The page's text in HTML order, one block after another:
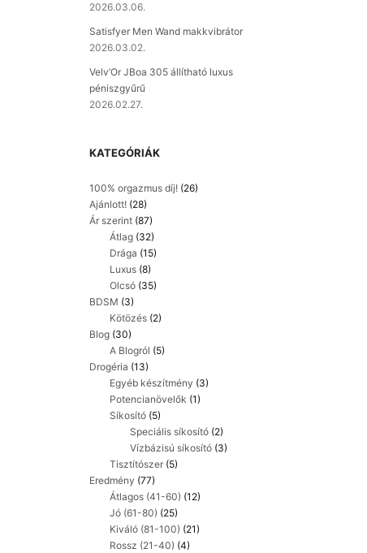
2026.03.06.
Satisfyer Men Wand makkvibrátor
2026.03.02.
Velv’Or JBoa 305 állítható luxus
péniszgyűrű
2026.02.27.
KATEGÓRIÁK
100% orgazmus díj! (26)
Ajánlott! (28)
Ár szerint (87)
Átlag (32)
Drága (15)
Luxus (8)
Olcsó (35)
BDSM (3)
Kötözés (2)
Blog (30)
A Blogról (5)
Drogéria (13)
Egyéb készítmény (3)
Potencianövelők (1)
Síkosító (5)
Speciális síkosító (2)
Vízbázisú síkosító (3)
Tisztítószer (5)
Eredmény (77)
Átlagos (41-60) (12)
Jó (61-80) (25)
Kiváló (81-100) (21)
Rossz (21-40) (4)